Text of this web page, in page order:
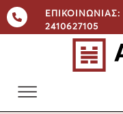
ΕΠΙΚΟΙΝΩΝΙΑΣ:
2410627105